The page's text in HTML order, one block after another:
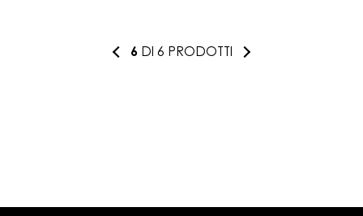
6 DI 6 PRODOTTI